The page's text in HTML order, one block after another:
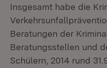
Insgesamt habe die
Beratungen der
Beratungsstellen und
Schülern, 2014 rund